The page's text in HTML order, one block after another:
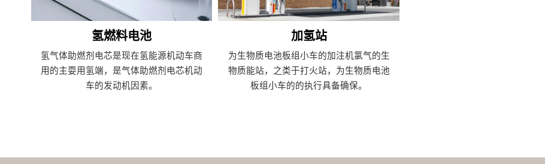
氢燃料电池
氢气体助燃剂电芯是现在氢能源机动车商
用的主耍用氢端，是气体助燃剂电芯机动
车的发动机因素。
加氢站
为生物质电池板组小车的加注机氯气的生
物质能站，之类于打火站，为生物质电池
板组小车的的执行具备确保。